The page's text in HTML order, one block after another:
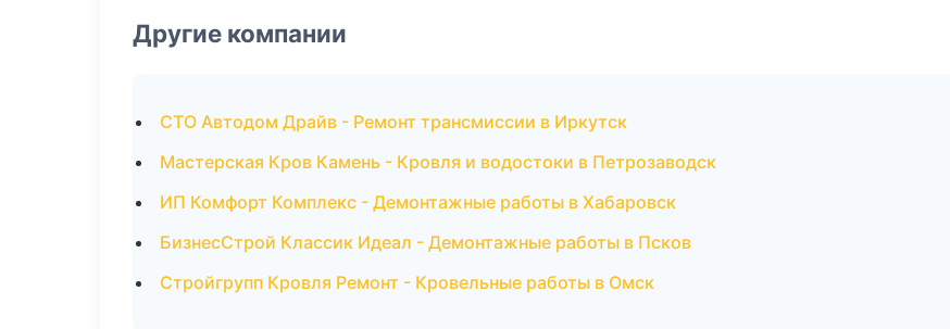
Другие компании
СТО Автодом Драйв - Ремонт трансмиссии в Иркутск
Мастерская Кров Камень - Кровля и водостоки в Петрозаводск
ИП Комфорт Комплекс - Демонтажные работы в Хабаровск
БизнесСтрой Классик Идеал - Демонтажные работы в Псков
Стройгрупп Кровля Ремонт - Кровельные работы в Омск